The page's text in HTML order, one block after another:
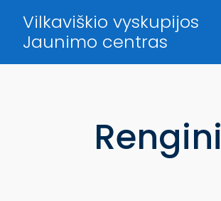
Vilkaviškio vyskupijos
Jaunimo centras